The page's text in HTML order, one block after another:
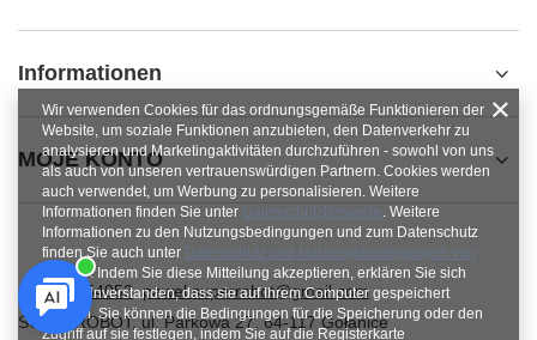
Informationen
MOJE KONTO
+48784454053 pawel.superrobot@gmail.com
SUPERROBOT,ul. Parkowa 27,64-117Gołanice
Wir verwenden Cookies für das ordnungsgemäße Funktionieren der
Website, um soziale Funktionen anzubieten, den Datenverkehr zu
analysieren und Marketingaktivitäten durchzuführen - sowohl von uns
als auch von unseren vertrauenswürdigen Partnern. Cookies werden
auch verwendet, um Werbung zu personalisieren. Weitere
Informationen finden Sie unter Datenschutzhinweise. Weitere
Informationen zu den Nutzungsbedingungen und zum Datenschutz
finden Sie auch unter Datenschutz und Nutzungsbedingungen von
Google. Indem Sie diese Mitteilung akzeptieren, erklären Sie sich
damit einverstanden, dass sie auf Ihrem Computer gespeichert
werden. Sie können die Bedingungen für die Speicherung oder den
Zugriff auf sie festlegen, indem Sie auf die Registerkarte